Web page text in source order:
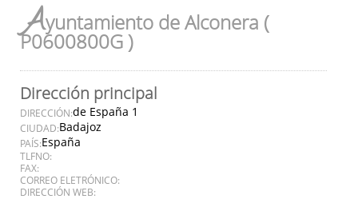
Ayuntamiento de Alconera (
P0600800G )
Dirección principal
DIRECCIÓN:de España 1
CIUDAD:Badajoz
PAÍS:España
TLFNO:
FAX:
CORREO ELETRÓNICO:
DIRECCIÓN WEB: